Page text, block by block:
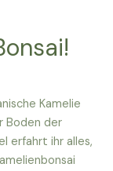
Kamelie
Boden der
erfahrt ihr alles,